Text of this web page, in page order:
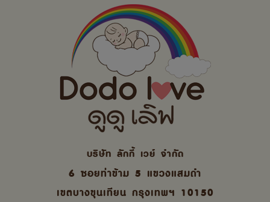
บริษัท ลักกี้ เวย์ จํากัด
6 ซอยท่าข้าม 5 แขวงแสมดำ
เขตบางขุนเทียน กรุงเทพฯ 10150